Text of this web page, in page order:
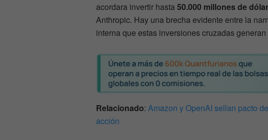
acordara invertir hasta50.000 millones de
Anthropic. Hay una brecha evidente entre la
interna que estas inversiones cruzadas
Relacionado: Amazon y OpenAI sellan pacto
acción